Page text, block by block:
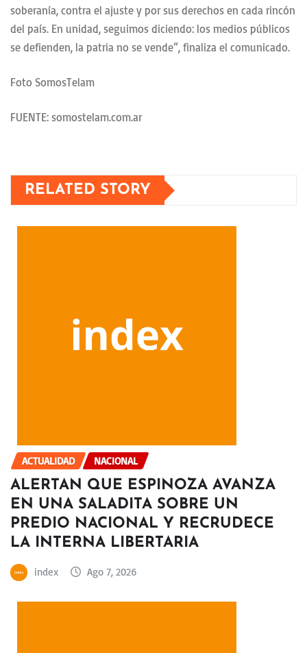
soberanía, contra el ajuste y por sus derechos en cada rincón
del país. En unidad, seguimos diciendo: los medios públicos
se defienden, la patria no se vende”, finaliza el comunicado.
Foto SomosTelam
FUENTE: somostelam.com.ar
RELATED STORY
ACTUALIDAD NACIONAL
ALERTAN QUE ESPINOZA AVANZA
EN UNA SALADITA SOBRE UN
PREDIO NACIONAL Y RECRUDECE
LA INTERNA LIBERTARIA
index Ago 7, 2026